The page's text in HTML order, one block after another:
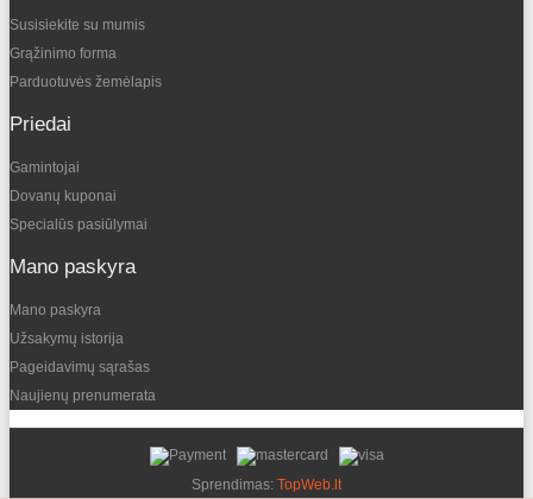
Susisiekite su mumis
Grąžinimo forma
Parduotuvės žemėlapis
Priedai
Gamintojai
Dovanų kuponai
Specialūs pasiūlymai
Mano paskyra
Mano paskyra
Užsakymų istorija
Pageidavimų sąrašas
Naujienų prenumerata
Sprendimas: TopWeb.lt